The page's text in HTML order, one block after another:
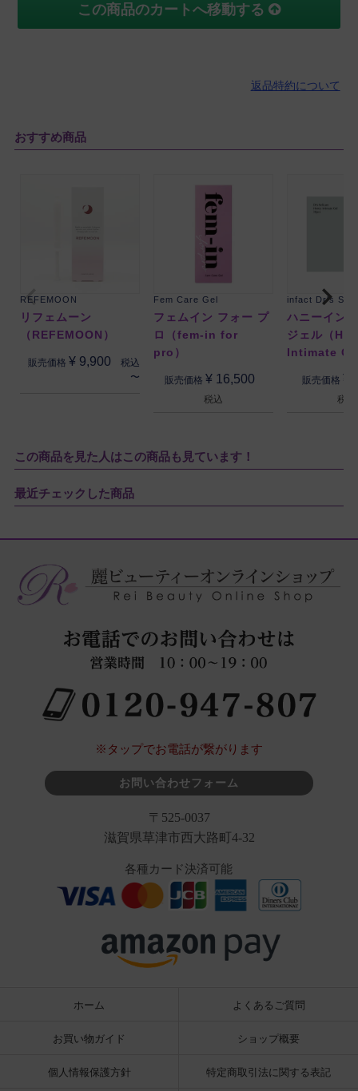
この商品のカートへ移動する
返品特約について
おすすめ商品
REFEMOON
リフェムーン
（REFEMOON）
販売価格 ¥ 9,900
税込
〜
Fem Care Gel
フェムイン フォー プ
ロ（fem-in for
pro）
販売価格 ¥ 16,500
税込
infact Dr's
ハニーイン
ジェル（
Intimate
販売価格 ¥
税込
この商品を見た人はこの商品も見ています！
最近チェックした商品
※タップでお電話が繋がります
お問い合わせフォーム
〒525-0037
滋賀県草津市西大路町4-32
各種カード決済可能
ホーム よくあるご質問
お買い物ガイド ショップ概要
個人情報保護方針 特定商取引法に関する表記